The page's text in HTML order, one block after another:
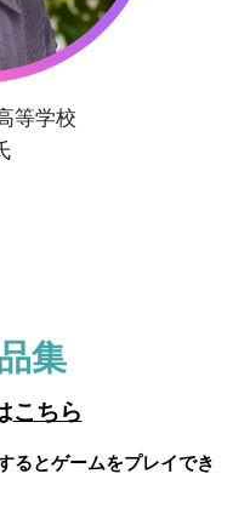
等学校
集
こちら
るとゲームをプレイでき